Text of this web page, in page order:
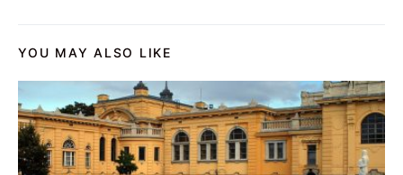
YOU MAY ALSO LIKE